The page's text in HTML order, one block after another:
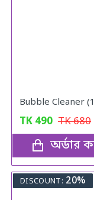
Bubble Cleaner
TK 490 TK680
অর্ডার
DISCOUNT: 20%